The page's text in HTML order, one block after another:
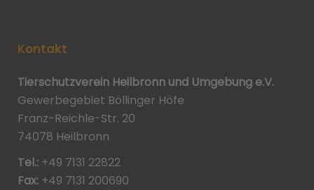
Kontakt
Tierschutzverein Heilbronn und Umgebung e.V.
Gewerbegebiet Böllinger Höfe
Franz-Reichle-Str. 20
74078 Heilbronn
Tel.: +49 7131 22822
Fax: +49 7131 200690